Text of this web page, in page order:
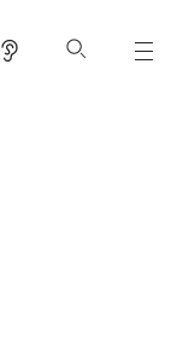
Lees voorZoeken